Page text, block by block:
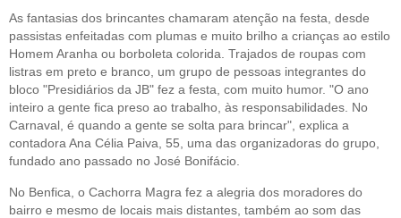
As fantasias dos brincantes chamaram atenção na festa, desde
passistas enfeitadas com plumas e muito brilho a crianças ao estilo
Homem Aranha ou borboleta colorida. Trajados de roupas com
listras em preto e branco, um grupo de pessoas integrantes do
bloco "Presidiários da JB" fez a festa, com muito humor. "O ano
inteiro a gente fica preso ao trabalho, às responsabilidades. No
Carnaval, é quando a gente se solta para brincar", explica a
contadora Ana Célia Paiva, 55, uma das organizadoras do grupo,
fundado ano passado no José Bonifácio.
No Benfica, o Cachorra Magra fez a alegria dos moradores do
bairro e mesmo de locais mais distantes, também ao som das